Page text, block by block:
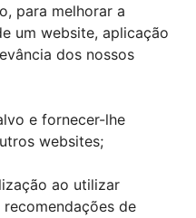
para melhorar a
um website, aplicação
dos nossos
e fornecer-lhe
websites;
ao utilizar
de